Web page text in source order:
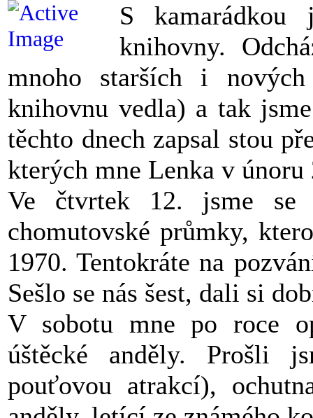
S kamarádkou
knihovny.
mnoho starších i
knihovnu vedla) a tak
těchto dnech zapsal stou
kterých mne Lenka v
Ve čtvrtek 12. jsme se
chomutovské průmky,
1970. Tentokráte na
Sešlo se nás šest, dali si
V sobotu mne po roce
úštěcké anděly. Prošli
pouťovou atrakcí),